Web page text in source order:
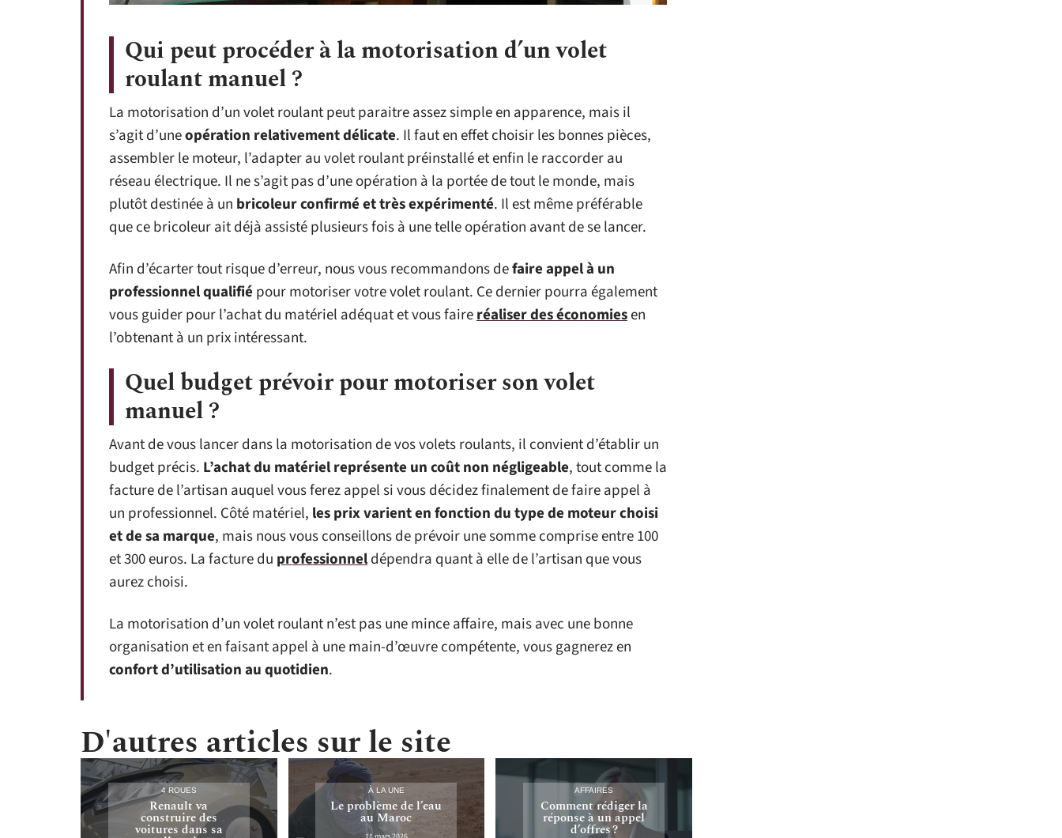
Qui peut procéder à la motorisation d’un volet
roulant manuel ?
La motorisation d’un volet roulant peut paraitre assez simple en apparence, mais il
s’agit d’uneopération relativement délicate. Il faut en effet choisir les bonnes pièces,
assembler le moteur, l’adapter au volet roulant préinstallé et enfin le raccorder au
réseau électrique. Il ne s’agit pas d’une opération à la portée de tout le monde, mais
plutôt destinée à un bricoleur confirmé et très expérimenté. Il est même préférable
que ce bricoleur ait déjà assisté plusieurs fois à une telle opération avant de se lancer.
Afin d’écarter tout risque d’erreur, nous vous recommandons defaire appel à un
professionnel qualifié pour motoriser votre volet roulant. Ce dernier pourra également
vous guider pour l’achat du matériel adéquat et vous faireréaliser des économiesen
l’obtenant à un prix intéressant.
Quel budget prévoir pour motoriser son volet
manuel ?
Avant de vous lancer dans la motorisation de vos volets roulants, il convient d’établir un
budget précis. L’achat du matériel représente un coût non négligeable, tout comme la
facture de l’artisan auquel vous ferez appel si vous décidez finalement de faire appel à
un professionnel. Côté matériel, les prix varient en fonction du type de moteur choisi
et de sa marque, mais nous vous conseillons de prévoir une somme comprise entre 100
et 300 euros. La facture du professionneldépendra quant à elle de l’artisan que vous
aurez choisi.
La motorisation d’un volet roulant n’est pas une mince affaire, mais avec une bonne
organisation et en faisant appel à une main-d’œuvre compétente, vous gagnerez en
confort d’utilisation au quotidien.
D'autres articles sur le site
4 ROUES
Renault va
construire des
voitures dans sa
À LA UNE
Le problème de l’eau
au Maroc
AFFAIRES
Comment rédiger la
réponse à un appel
d’offres ?